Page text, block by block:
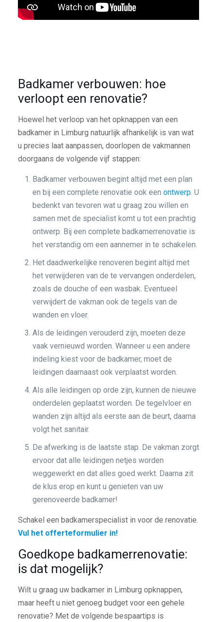
Badkamer verbouwen: hoe
verloopt een renovatie?
Hoewel het verloop van het opknappen van een
badkamer in Limburg natuurlijk afhankelijk is van wat
u precies laat aanpassen, doorlopen de vakmannen
doorgaans de volgende vijf stappen:
Badkamer verbouwen begint altijd met een plan
en bij een complete renovatie ook een ontwerp. U
bedenkt van tevoren wat u graag zou willen en
samen met de specialist komt u tot een prachtig
ontwerp. Bij een complete badkamerrenovatie is
het verstandig om een aannemer in te schakelen.
Het daadwerkelijke renoveren begint altijd met
het verwijderen van de te vervangen onderdelen,
zoals de douche of een wasbak. Eventueel
verwijdert de vakman ook de tegels van de
wanden en vloer.
Als de leidingen verouderd zijn, moeten deze
vaak vernieuwd worden. Wanneer u een andere
indeling kiest voor de badkamer, moet de
leidingen daarnaast ook verplaatst worden.
Als alle leidingen op orde zijn, kunnen de nieuwe
onderdelen geplaatst worden. De tegelvloer en
wanden zijn altijd als eerste aan de beurt, daarna
volgt het sanitair.
De afwerking is de laatste stap. De vakman zorgt
ervoor dat alle leidingen netjes worden
weggewerkt en dat alles goed werkt. Daarna zit
de klus erop en kunt u genieten van uw
gerenoveerde badkamer!
Schakel een badkamerspecialist in voor de renovatie.
Vul het offerteformulier in!
Goedkope badkamerrenovatie:
is dat mogelijk?
Wilt u graag uw badkamer in Limburg opknappen,
maar heeft u niet genoeg budget voor een gehele
renovatie? Met de volgende bespaartips is